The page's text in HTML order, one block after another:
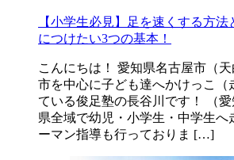
【小学生必見】足を速くする方
につけたい3つの基本！
こんにちは！ 愛知県名古屋市（
市を中心に子ども達へかけっこ（
ている俊足塾の長谷川です！ （
県全域で幼児・小学生・中学生へ
ーマン指導も行っておりま […]